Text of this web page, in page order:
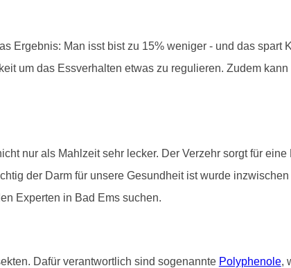
Ergebnis: Man isst bist zu 15% weniger - und das spart
um das Essverhalten etwas zu regulieren. Zudem
nur als Mahlzeit sehr lecker. Der Verzehr sorgt für
der Darm für unsere Gesundheit ist wurde
Experten in Bad Ems suchen.
Dafür verantwortlich sind sogenannte Polyphenole,